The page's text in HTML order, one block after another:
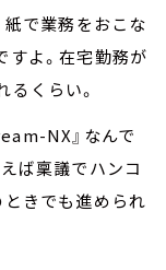
で業務をおこな
すよ。在宅勤務が
くらい。
NX』なんで
ば稟議でハンコ
きでも進められ